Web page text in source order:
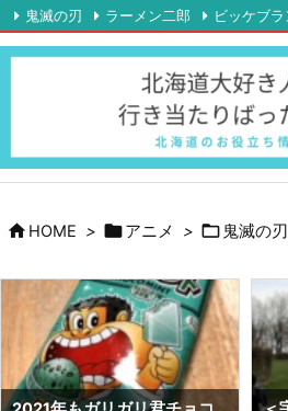
鬼滅の刃 ラーメン二郎 ビッケブラ
Instagram
YouTube RSS
 HOME > アニメ >  鬼滅の刃